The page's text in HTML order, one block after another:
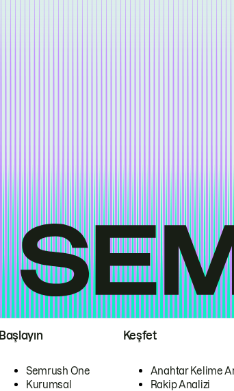
Başlayın
Semrush One
Kurumsal
Keşfet
Anahtar Kelime
Rakip Analizi